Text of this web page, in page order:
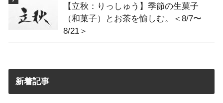
【立秋：りっしゅう】季節の生菓子
（和菓子）とお茶を愉しむ。＜8/7〜
8/21＞
新着記事